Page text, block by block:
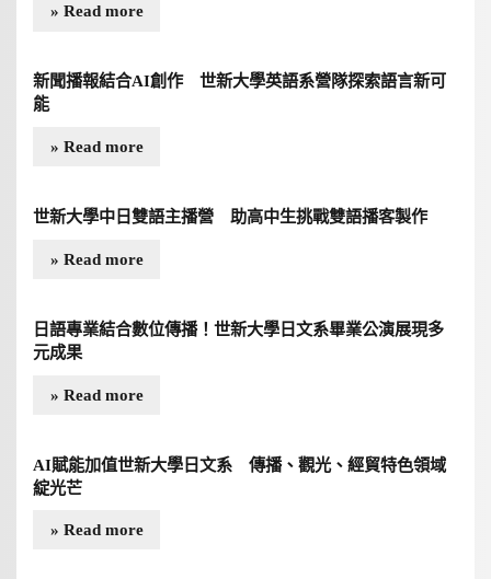
» Read more
新聞播報結合AI創作 世新大學英語系營隊探索語言新可
能
» Read more
世新大學中日雙語主播營 助高中生挑戰雙語播客製作
» Read more
日語專業結合數位傳播！世新大學日文系畢業公演展現多
元成果
» Read more
AI賦能加值世新大學日文系 傳播、觀光、經貿特色領域
綻光芒
» Read more